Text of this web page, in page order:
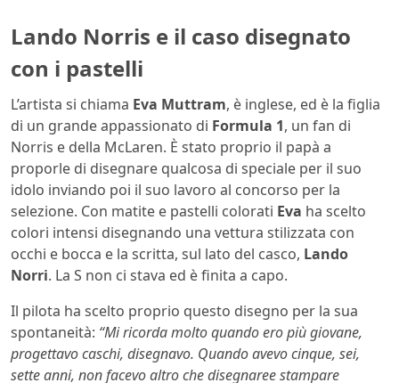
Lando Norris e il caso disegnato
con i pastelli
L’artista si chiama Eva Muttram, è inglese, ed è la figlia
di un grande appassionato di Formula 1, un fan di
Norris e della McLaren. È stato proprio il papà a
proporle di disegnare qualcosa di speciale per il suo
idolo inviando poi il suo lavoro al concorso per la
selezione. Con matite e pastelli colorati Eva ha scelto
colori intensi disegnando una vettura stilizzata con
occhi e bocca e la scritta, sul lato del casco, Lando
Norri. La S non ci stava ed è finita a capo.
Il pilota ha scelto proprio questo disegno per la sua
spontaneità: “Mi ricorda molto quando ero più giovane,
progettavo caschi, disegnavo. Quando avevo cinque, sei,
sette anni, non facevo altro che disegnaree stampare